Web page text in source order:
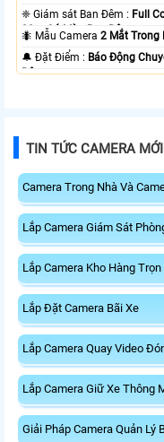
❈ Giám sát Ban Đêm : Full
20m Có Màu Ban Ðêm.
🐜 Mẫu Camera2 Mắt Trong
️🔔 Đặt Điểm : Báo Động
Động.
TIN TỨC CAMERA
Camera Trong Nhà Và
Lắp Camera Giám Sát
Lắp Camera Kho Hàng Trọn
Lắp Đặt Camera Bãi Xe
Lắp Camera Quay Video
Lắp Camera Giữ Xe Thông
Giải Pháp Camera Quản Lý